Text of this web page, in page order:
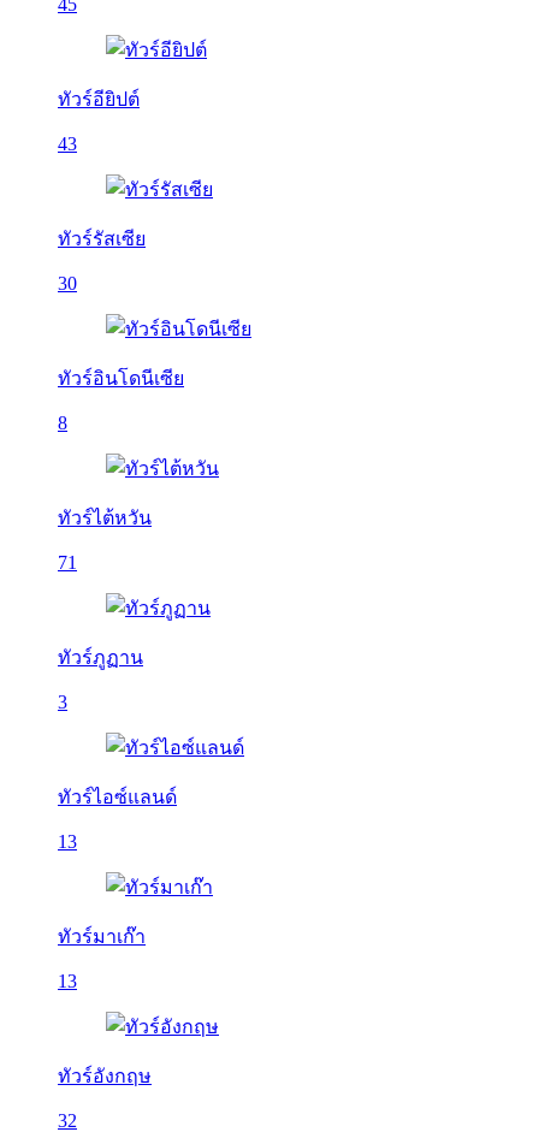
45
ทัวร์อียิปต์
43
ทัวร์รัสเซีย
30
ทัวร์อินโดนีเซีย
8
ทัวร์ไต้หวัน
71
ทัวร์ภูฏาน
3
ทัวร์ไอซ์แลนด์
13
ทัวร์มาเก๊า
13
ทัวร์อังกฤษ
32